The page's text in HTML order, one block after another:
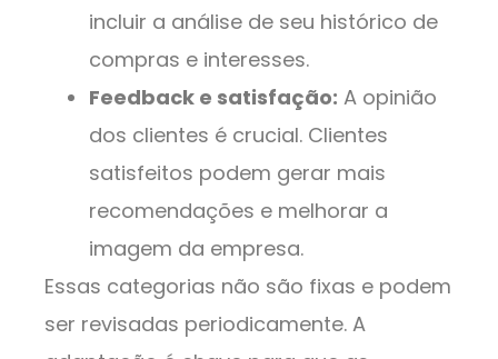
incluir a análise de seu histórico de
compras e interesses.
Feedback e satisfação: A opinião
dos clientes é crucial. Clientes
satisfeitos podem gerar mais
recomendações e melhorar a
imagem da empresa.
Essas categorias não são fixas e podem
ser revisadas periodicamente. A